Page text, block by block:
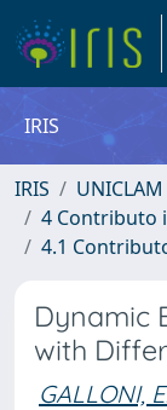
IRIS
IRIS
UNICLAM
4 Contributo
4.1
Dynamic
with
GALLONI,